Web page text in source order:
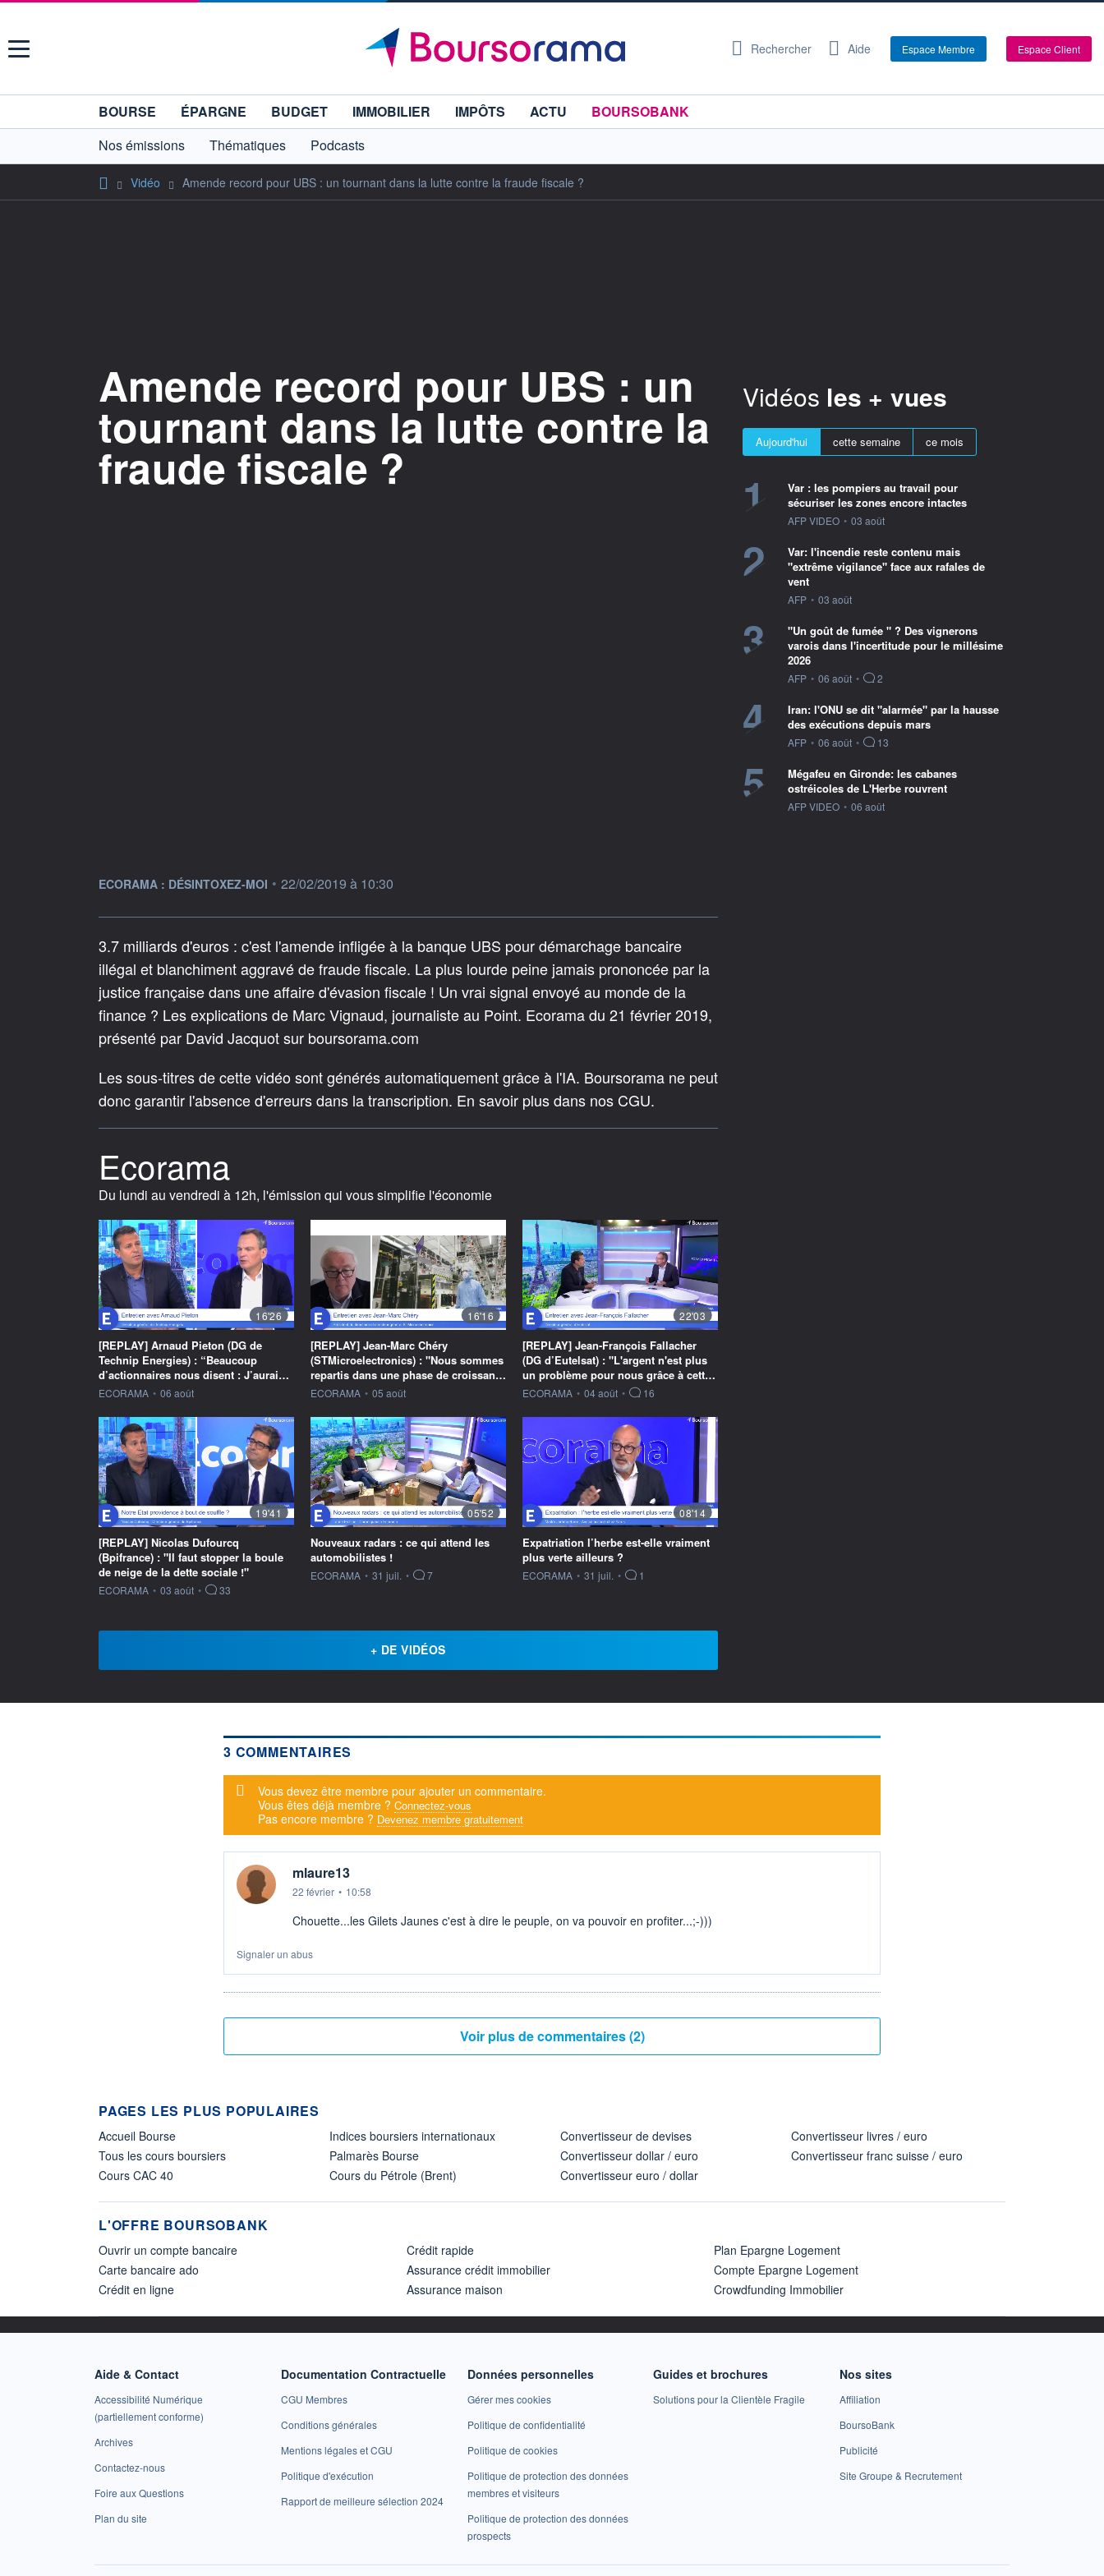
Menu Rechercher Aide Espace Membre Espace Client
BOURSE ÉPARGNE BUDGET IMMOBILIER IMPÔTS ACTU
BOURSOBANK
Nos émissions
Thématiques Podcasts
Vidéo Amende record pour UBS : un tournant dans la lutte contre la fraude fiscale ?
Amende record pour UBS : un
tournant dans la lutte contre la
fraude fiscale ?
information fournie par
ECORAMA : DÉSINTOXEZ-MOI • 22/02/2019 à 10:30
3.7 milliards d'euros : c'est l'amende infligée à la banque UBS pour démarchage bancaire
illégal et blanchiment aggravé de fraude fiscale. La plus lourde peine jamais prononcée par la
justice française dans une affaire d'évasion fiscale ! Un vrai signal envoyé au monde de la
finance ? Les explications de Marc Vignaud, journaliste au Point. Ecorama du 21 février 2019,
présenté par David Jacquot sur boursorama.com
Les sous-titres de cette vidéo sont générés automatiquement grâce à l'IA. Boursorama ne peut
donc garantir l'absence d'erreurs dans la transcription. En savoir plus dans nos CGU.
Ecorama
Du lundi au vendredi à 12h, l'émission qui vous simplifie l'économie
16'26
[REPLAY] Arnaud Pieton (DG de
Technip Energies) : “Beaucoup
d’actionnaires nous disent : J’aurai…
information fournie par
ECORAMA • 06 août
16'16
[REPLAY] Jean-Marc Chéry
(STMicroelectronics) : "Nous sommes
repartis dans une phase de croissan…
information fournie par
ECORAMA • 05 août
22'03
[REPLAY] Jean-François Fallacher
(DG d’Eutelsat) : "L'argent n'est plus
un problème pour nous grâce à cett…
information fournie par
ECORAMA • 04 août • 16
19'41
[REPLAY] Nicolas Dufourcq
(Bpifrance) : "Il faut stopper la boule
de neige de la dette sociale !"
information fournie par
ECORAMA • 03 août • 33
05'52
Nouveaux radars : ce qui attend les
automobilistes !
information fournie par
ECORAMA • 31 juil. • 7
08'14
Expatriation l’herbe est-elle vraiment
plus verte ailleurs ?
information fournie par
ECORAMA • 31 juil. • 1
+ DE VIDÉOS
Vidéos les + vues
Aujourd'hui cette semaine ce mois
1
Var : les pompiers au travail pour
sécuriser les zones encore intactes
information fournie par
AFP VIDEO • 03 août
2
Var: l'incendie reste contenu mais
"extrême vigilance" face aux rafales de
vent
information fournie par
AFP • 03 août
3
"Un goût de fumée " ? Des vignerons
varois dans l'incertitude pour le millésime
2026
information fournie par
AFP • 06 août • 2
4
Iran: l'ONU se dit "alarmée" par la hausse
des exécutions depuis mars
information fournie par
AFP • 06 août • 13
5
Mégafeu en Gironde: les cabanes
ostréicoles de L'Herbe rouvrent
information fournie par
AFP VIDEO • 06 août
3 COMMENTAIRES
Message d'alerte
Vous devez être membre pour ajouter un commentaire.
Vous êtes déjà membre ? Connectez-vous
Pas encore membre ? Devenez membre gratuitement
mlaure13
22 février • 10:58
Chouette...les Gilets Jaunes c'est à dire le peuple, on va pouvoir en profiter...;-)))
Signaler un abus
Voir plus de commentaires (2)
PAGES LES PLUS POPULAIRES
Accueil Bourse
Tous les cours boursiers
Cours CAC 40
Indices boursiers internationaux
Palmarès Bourse
Cours du Pétrole (Brent)
Convertisseur de devises
Convertisseur dollar / euro
Convertisseur euro / dollar
Convertisseur livres / euro
Convertisseur franc suisse / euro
L'OFFRE BOURSOBANK
Ouvrir un compte bancaire
Carte bancaire ado
Crédit en ligne
Crédit rapide
Assurance crédit immobilier
Assurance maison
Plan Epargne Logement
Compte Epargne Logement
Crowdfunding Immobilier
Aide & Contact
Accessibilité Numérique
(partiellement conforme)
Archives
Contactez-nous
Foire aux Questions
Plan du site
Documentation Contractuelle
CGU Membres
Conditions générales
Mentions légales et CGU
Politique d'exécution
Rapport de meilleure sélection 2024
Données personnelles
Gérer mes cookies
Politique de confidentialité
Politique de cookies
Politique de protection des données
membres et visiteurs
Politique de protection des données
prospects
Guides et brochures
Solutions pour la Clientèle Fragile
Nos sites
Affiliation
BoursoBank
Publicité
Site Groupe & Recrutement